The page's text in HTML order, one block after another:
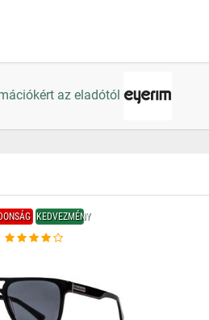
az eladótól
KEDVEZMÉNY